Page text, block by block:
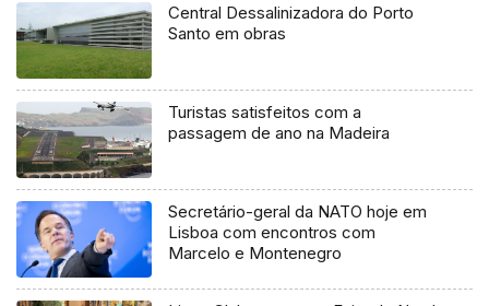
Central Dessalinizadora do Porto
Santo em obras
Turistas satisfeitos com a
passagem de ano na Madeira
Secretário-geral da NATO hoje em
Lisboa com encontros com
Marcelo e Montenegro